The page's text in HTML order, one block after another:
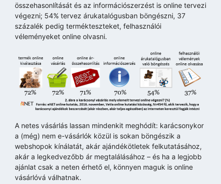
összehasonlítását és az információszerzést is online tervezi
végezni; 54% tervez árukatalógusban böngészni, 37
százalék pedig termékteszteket, felhasználói
véleményeket online olvasni.
A netes vásárlás lassan mindenkit meghódít: karácsonykor
a (még) nem e-vásárlók közül is sokan böngészik a
webshopok kínálatát, akár ajándékötletek felkutatásához,
akár a legkedvezőbb ár megtalálásához – és ha a legjobb
ajánlat csak a neten érhető el, könnyen maguk is online
vásárlóvá válhatnak.